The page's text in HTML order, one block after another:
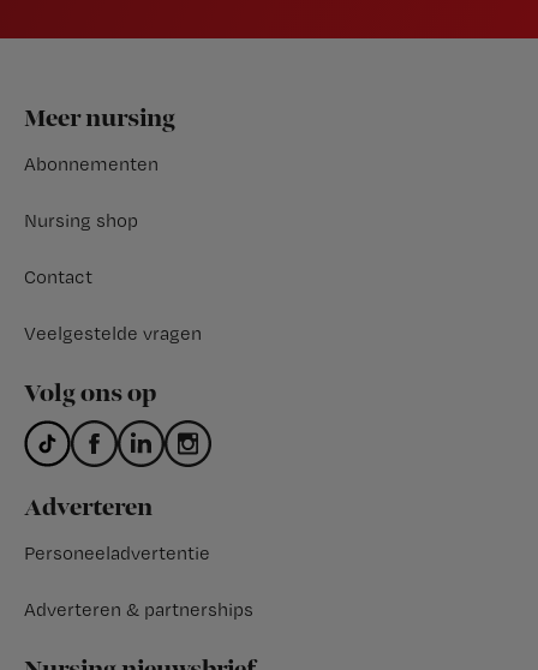
Footer
Meer nursing
Abonnementen
Nursing shop
Contact
Veelgestelde vragen
Volg ons op
Adverteren
Personeeladvertentie
Adverteren & partnerships